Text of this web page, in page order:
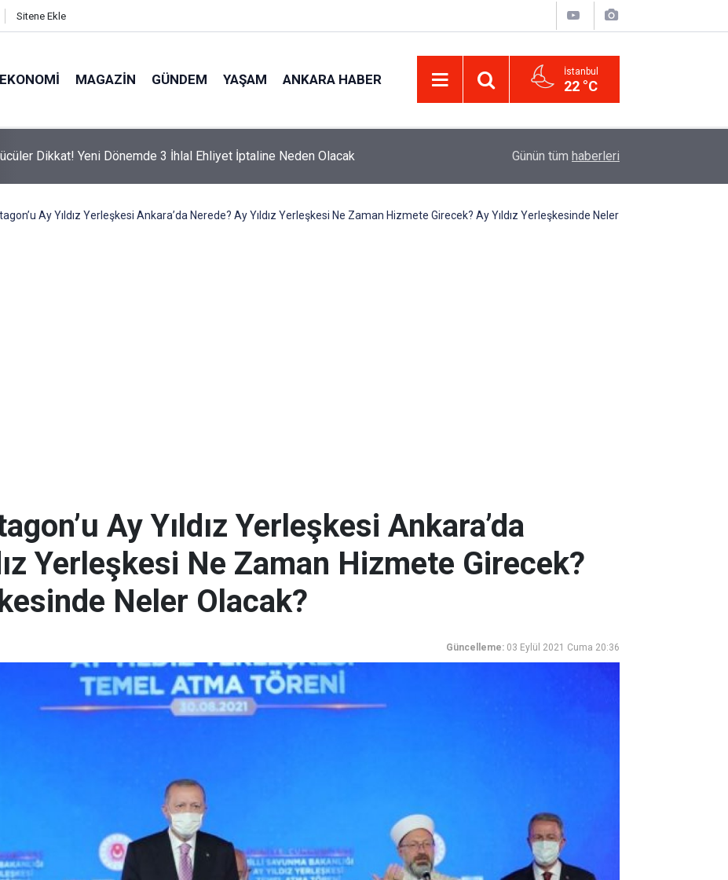
Sitene Ekle
EKONOMI MAGAZIN GÜNDEM YAŞAM ANKARA HABER İstanbul
22 °C
Dikkat! Yeni Dönemde 3 İhlal Ehliyet İptaline Neden Olacak
Uzadı, Ödeme Kuralları Değişti
Günün tüm haberleri
Ay Yıldız Yerleşkesi Ankara’da Nerede? Ay Yıldız Yerleşkesi Ne Zaman Hizmete Girecek? Ay Yıldız Yerleşkesinde Neler
Ay Yıldız Yerleşkesi Ankara’da
Yerleşkesi Ne Zaman Hizmete Girecek?
Neler Olacak?
Güncelleme: 03 Eylül 2021 Cuma 20:36